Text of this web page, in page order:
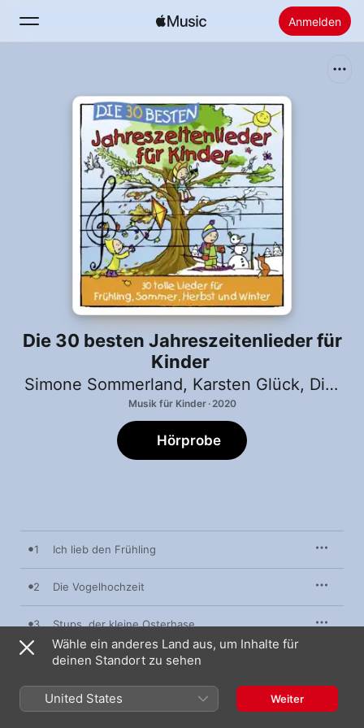
Anmelden
Startseite
Apple Music installieren
Die 30 besten Jahreszeitenlieder für
Kinder
Simone Sommerland, Karsten Glück, Die Kita-Frösche
Musik für Kinder · 2020
Hörprobe
1 Ich lieb den Frühling
2 Die Vogelhochzeit
3 Stups, der kleine Osterhase
Der Frühling hat sich eingestellt
Kleine Meise
Wähle ein anderes Land aus, um Inhalte für
deinen Standort zu sehen
United States Weiter